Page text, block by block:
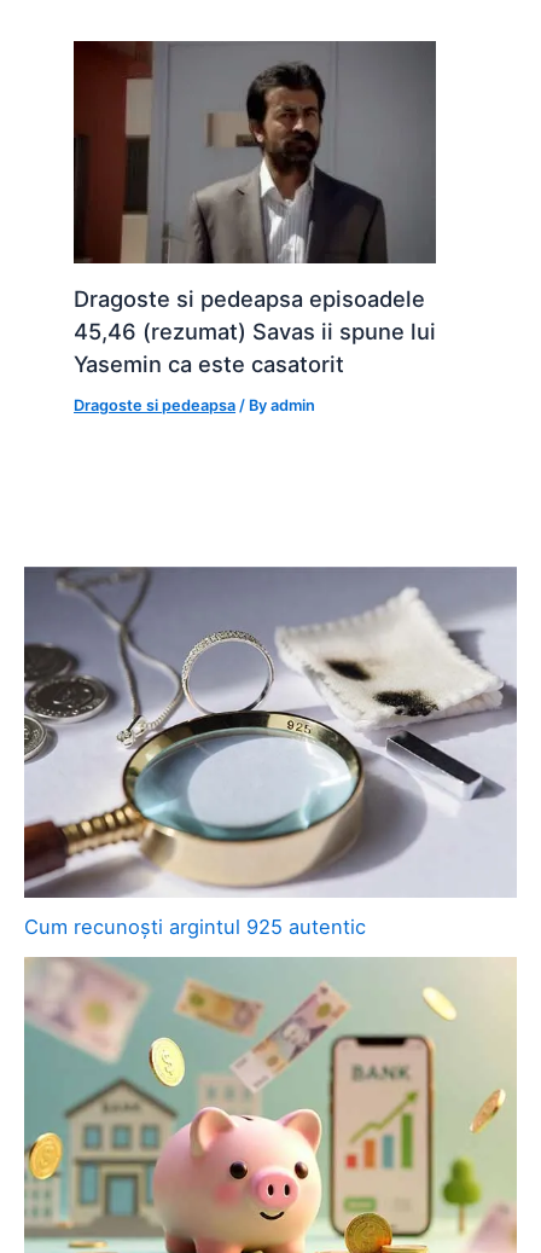
Dragoste si pedeapsa episoadele
45,46 (rezumat) Savas ii spune lui
Yasemin ca este casatorit
Dragoste si pedeapsa / Byadmin
Cum recunoști argintul 925 autentic